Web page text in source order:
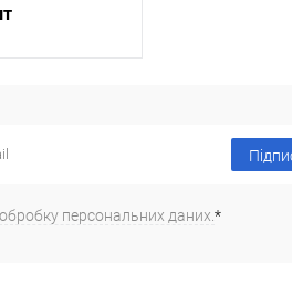
обробку персональних даних. *